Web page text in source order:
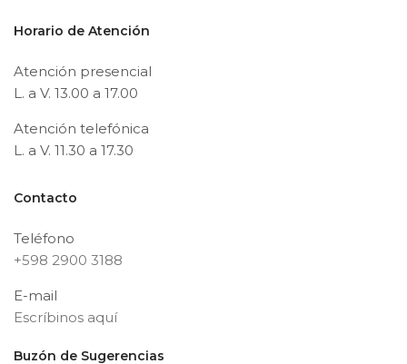
Horario de Atención
Atención presencial
L. a V. 13.00 a 17.00
Atención telefónica
L. a V. 11.30 a 17.30
Contacto
Teléfono
+598 2900 3188
E-mail
Escríbinos aquí
Buzón de Sugerencias